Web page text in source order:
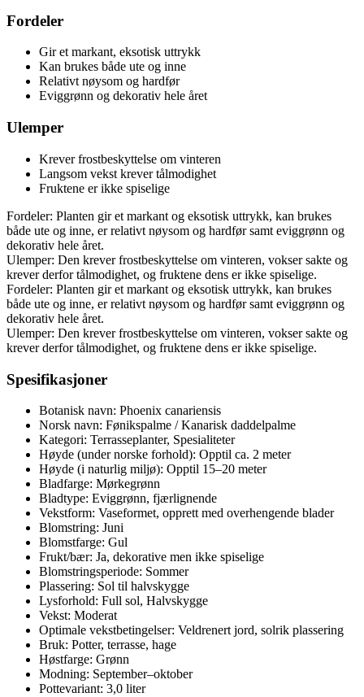
Fordeler
Gir et markant, eksotisk uttrykk
Kan brukes både ute og inne
Relativt nøysom og hardfør
Eviggrønn og dekorativ hele året
Ulemper
Krever frostbeskyttelse om vinteren
Langsom vekst krever tålmodighet
Fruktene er ikke spiselige
Fordeler: Planten gir et markant og eksotisk uttrykk, kan brukes
både ute og inne, er relativt nøysom og hardfør samt eviggrønn og
dekorativ hele året.
Ulemper: Den krever frostbeskyttelse om vinteren, vokser sakte og
krever derfor tålmodighet, og fruktene dens er ikke spiselige.
Fordeler: Planten gir et markant og eksotisk uttrykk, kan brukes
både ute og inne, er relativt nøysom og hardfør samt eviggrønn og
dekorativ hele året.
Ulemper: Den krever frostbeskyttelse om vinteren, vokser sakte og
krever derfor tålmodighet, og fruktene dens er ikke spiselige.
Spesifikasjoner
Botanisk navn: Phoenix canariensis
Norsk navn: Fønikspalme / Kanarisk daddelpalme
Kategori: Terrasseplanter, Spesialiteter
Høyde (under norske forhold): Opptil ca. 2 meter
Høyde (i naturlig miljø): Opptil 15–20 meter
Bladfarge: Mørkegrønn
Bladtype: Eviggrønn, fjærlignende
Vekstform: Vaseformet, opprett med overhengende blader
Blomstring: Juni
Blomstfarge: Gul
Frukt/bær: Ja, dekorative men ikke spiselige
Blomstringsperiode: Sommer
Plassering: Sol til halvskygge
Lysforhold: Full sol, Halvskygge
Vekst: Moderat
Optimale vekstbetingelser: Veldrenert jord, solrik plassering
Bruk: Potter, terrasse, hage
Høstfarge: Grønn
Modning: September–oktober
Pottevariant: 3,0 liter